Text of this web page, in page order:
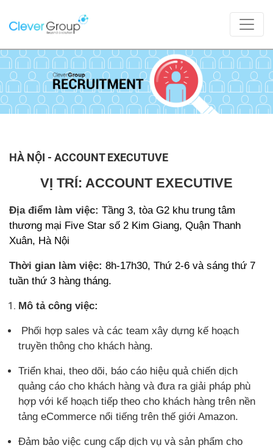
HÀ NỘI - ACCOUNT EXECUTUVE
VỊ TRÍ: ACCOUNT EXECUTIVE
Địa điểm làm việc: Tầng 3, tòa G2 khu trung tâm
thương mại Five Star số 2 Kim Giang, Quận Thanh
Xuân, Hà Nội
Thời gian làm việc: 8h-17h30, Thứ 2-6 và sáng thứ 7
tuần thứ 3 hàng tháng.
Mô tả công việc:
Phối hợp sales và các team xây dựng kế hoạch
truyền thông cho khách hàng.
Triển khai, theo dõi, báo cáo hiệu quả chiến dịch
quảng cáo cho khách hàng và đưa ra giải pháp phù
hợp với kế hoạch tiếp theo cho khách hàng trên nền
tảng eCommerce nổi tiếng trên thế giới Amazon.
Đảm bảo việc cung cấp dịch vụ và sản phẩm cho